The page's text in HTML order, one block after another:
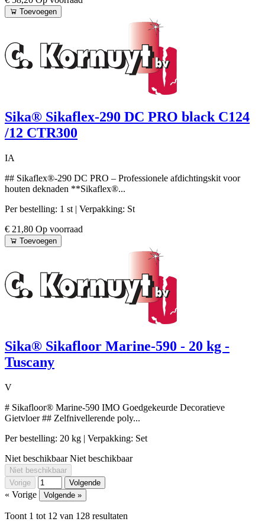
Toevoegen
Sika® Sikaflex-290 DC PRO black C124
/12 CTR300
IA
## Sikaflex®-290 DC PRO – Professionele afdichtingskit voor
houten deknaden **Sikaflex®...
Per bestelling: 1 st | Verpakking: St
€ 21,80 Op voorraad
Toevoegen
Sika® Sikafloor Marine-590 - 20 kg -
Tuscany
V
# Sikafloor® Marine-590 IMO Goedgekeurde Decoratieve
Gietvloer ## Zelfnivellerende poly...
Per bestelling: 20 kg | Verpakking: Set
Niet beschikbaarNiet beschikbaar
Niet beschikbaar
Vorige
Volgende
« Vorige Volgende »
Toont 1 tot 12 van 128 resultaten